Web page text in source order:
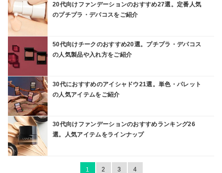
20代向けファンデーションのおすすめ27選。定番人気
のプチプラ・デパコスをご紹介
50代向けチークのおすすめ20選。プチプラ・デパコス
の人気製品や入れ方をご紹介
30代におすすめのアイシャドウ21選。単色・パレット
の人気アイテムをご紹介
30代向けファンデーションのおすすめランキング26
選。人気アイテムをラインナップ
1 2 3 4